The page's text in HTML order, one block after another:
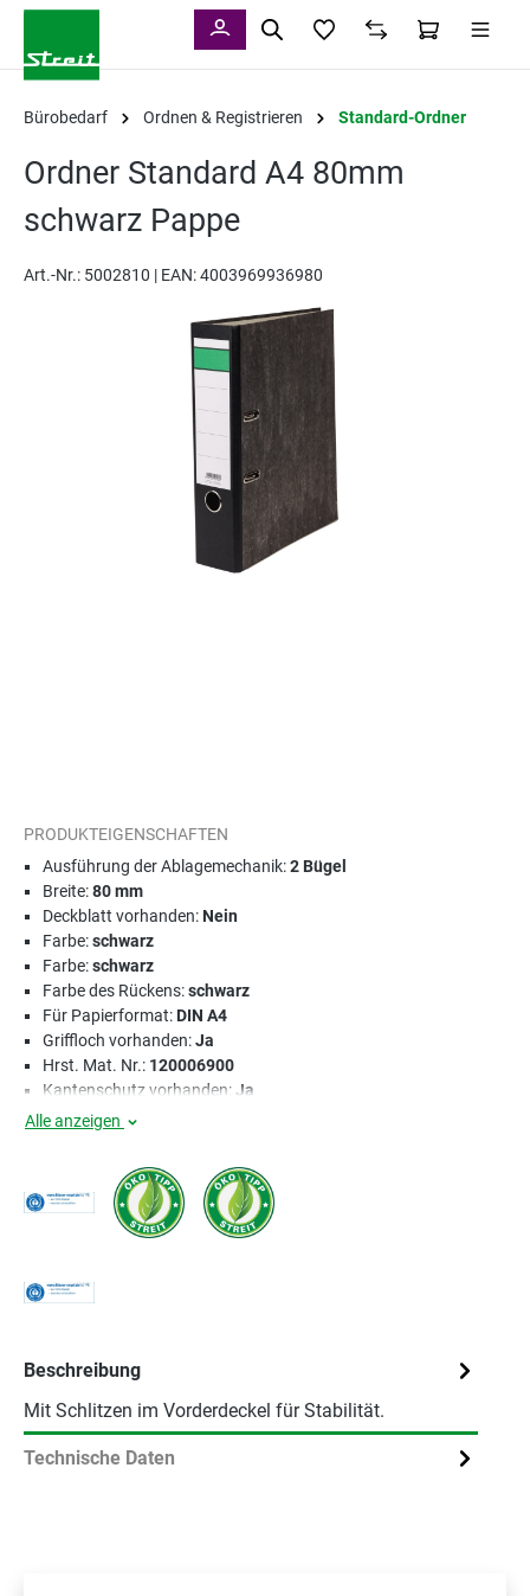
Bürobedarf Ordnen & Registrieren Standard-Ordner
Ordner Standard A4 80mm
schwarz Pappe
Art.-Nr.: 5002810 | EAN: 4003969936980
Bildergalerie überspringen
PRODUKTEIGENSCHAFTEN
Ausführung der Ablagemechanik:2 Bügel
Breite:80 mm
Deckblatt vorhanden:Nein
Farbe:schwarz
Farbe:schwarz
Farbe des Rückens:schwarz
Für Papierformat:DIN A4
Griffloch vorhanden:Ja
Hrst. Mat. Nr.: 120006900
Kantenschutz vorhanden:Ja
Alle anzeigen
Beschreibung
Mit Schlitzen im Vorderdeckel für Stabilität.
Technische Daten